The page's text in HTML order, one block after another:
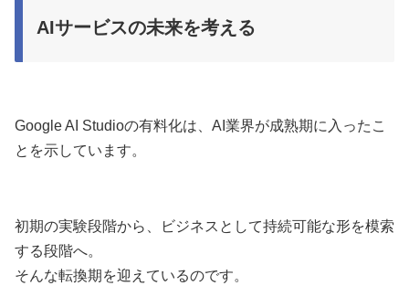
AIサービスの未来を考える
Google AI Studioの有料化は、AI業界が成熟期に入ったこ
とを示しています。
初期の実験段階から、ビジネスとして持続可能な形を模索
する段階へ。
そんな転換期を迎えているのです。